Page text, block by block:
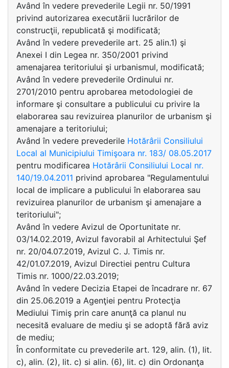
Având în vedere prevederile Legii nr. 50/1991
privind autorizarea executării lucrărilor de
construcţii, republicată şi modificată;
Având în vedere prevederile art. 25 alin.1) şi
Anexei I din Legea nr. 350/2001 privind
amenajarea teritoriului şi urbanismul, modificată;
Având în vedere prevederile Ordinului nr.
2701/2010 pentru aprobarea metodologiei de
informare şi consultare a publicului cu privire la
elaborarea sau revizuirea planurilor de urbanism şi
amenajare a teritoriului;
Având în vedere prevederile Hotărârii Consiliului
Local al Municipiului Timişoara nr. 183/ 08.05.2017
pentru modificarea Hotărârii Consiliului Local nr.
140/19.04.2011 privind aprobarea "Regulamentului
local de implicare a publicului în elaborarea sau
revizuirea planurilor de urbanism şi amenajare a
teritoriului";
Având în vedere Avizul de Oportunitate nr.
03/14.02.2019, Avizul favorabil al Arhitectului Şef
nr. 20/04.07.2019, Avizul C. J. Timis nr.
42/01.07.2019, Avizul Directiei pentru Cultura
Timis nr. 1000/22.03.2019;
Având în vedere Decizia Etapei de încadrare nr. 67
din 25.06.2019 a Agenţiei pentru Protecţia
Mediului Timiş prin care anunţă ca planul nu
necesită evaluare de mediu şi se adoptă fără aviz
de mediu;
În conformitate cu prevederile art. 129, alin. (1), lit.
c), alin. (2), lit. c) si alin. (6), lit. c) din Ordonanţa